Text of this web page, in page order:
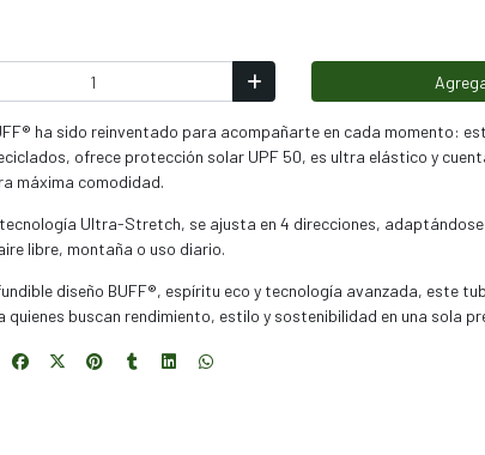
ha sido reinventado para acompañarte en cada momento:
ofrece protección solar UPF 50, es ultra elástico y
máxima comodidad.
Ultra-Stretch, se ajusta en 4 direcciones,
libre, montaña o uso diario.
diseño BUFF®, espíritu eco y tecnología avanzada, este
quienes buscan rendimiento, estilo y sostenibilidad en una sola